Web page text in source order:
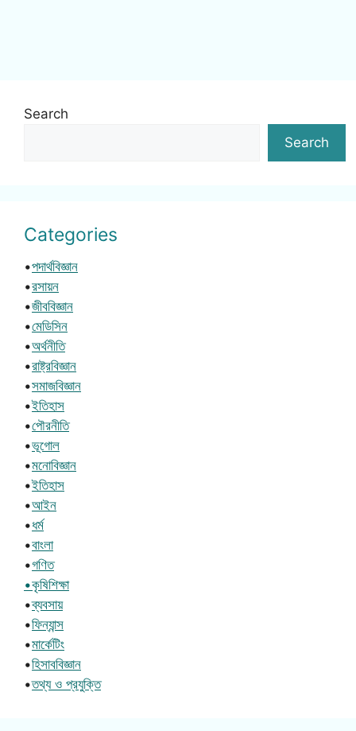
Search
Search
Categories
•পদার্থবিজ্ঞান
•রসায়ন
•জীববিজ্ঞান
•মেডিসিন
•অর্থনীতি
•রাষ্ট্রবিজ্ঞান
•সমাজবিজ্ঞান
•ইতিহাস
•পৌরনীতি
•ভূগোল
•মনোবিজ্ঞান
•ইতিহাস
•আইন
•ধর্ম
•বাংলা
•গণিত
•কৃষিশিক্ষা
•ব্যবসায়
•ফিন্যান্স
•মার্কেটিং
•হিসাববিজ্ঞান
•তথ্য ও প্রযুক্তি